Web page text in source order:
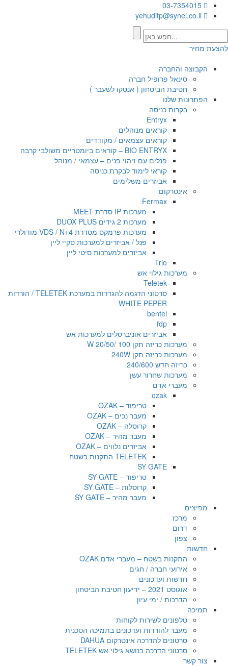
להצעת מחיר
הקבוצה והחברה
סינאל פרופיל חברה
חטיבת הביטחון ( אנטקו לשעבר )
הפתרונות שלנו
בקרות כניסה
Entryx
קוראים מנוהלים
קוראים עצמאים / מקודדים
BIO ENTRYX – קוראים ביומטריים משולבי קרבה
פנלים עם זיהוי פנים – עצמאי / מנוהל
קוראי לימוד לבקרת כניסה
אביזרים משלימים
אינטרקום
Fermax
מערכות IP סדרת MEET
מערכות 2 גידים DUOX PLUS
מערכות פרמקס מסדרת VDS / N+4 מודולרי
פנל / אביזרים למערכות סקיי ליין
אביזרים למערכות סיטי ליין
Trio
מערכות גילוי אש
Teletek
סרטוני הדגמה להגדרות במערכת TELETEK / הורדות
WHITE PEPER
bentel
fdp
אביזרים אוניברסלים למערכות אש
מערכות כריזה תקן 100 /20/50 W
מערכות כריזה תקן 240W
כריזה חדש 240/600
מערכות שחרור עשן
מעברי אדם
ozak
טריפוד – OZAK
מעבר נכים – OZAK
קרוסלה – OZAK
מעבר מהיר – OZAK
אביזרים נלווים – OZAK
TELETEK התקנות בשטח
SY GATE
טריפוד – SY GATE
קרוסלות – SY GATE
מעבר מהיר – SY GATE
מפיצים
מרכז
דרום
צפון
חדשות
התקנות בשטח – מעברי אדם OZAK
אירועי חברה / חגים
חדשות ועדכונים
אוגוסט 2021 – ידיעון חטיבת הביטחון
הדרכות / ימי עיון
תמיכה
טלפונים לשירות לקוחות
מעבר להורדות ועדכונים בתמיכה הטכנית
סרטונים להדרכה אינטרקום DAHUA
סרטוני הדרכה בנושא גילוי אש TELETEK
צור קשר